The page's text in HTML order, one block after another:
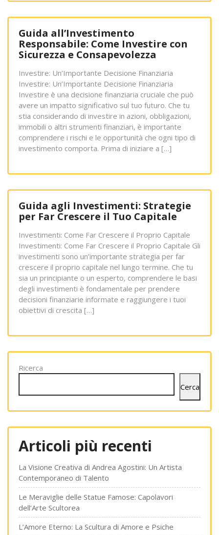
Guida all’Investimento
Responsabile: Come Investire con
Sicurezza e Consapevolezza
Investire: Un’Importante Decisione Finanziaria
Investire: Un’Importante Decisione Finanziaria
Investire è una decisione finanziaria cruciale che può
avere un impatto significativo sul tuo futuro. Che tu
stia considerando di investire in azioni, obbligazioni,
immobili o altri strumenti finanziari, è importante
comprendere i rischi e le opportunità che ogni tipo di
investimento comporta. Prima di iniziare a […]
Guida agli Investimenti: Strategie
per Far Crescere il Tuo Capitale
Investimenti: Come Far Crescere il Proprio Capitale
Investimenti: Come Far Crescere il Proprio Capitale Gli
investimenti sono un’importante strategia per far
crescere il proprio capitale nel lungo termine. Che tu
sia un principiante o un esperto, comprendere le basi
degli investimenti è fondamentale per prendere
decisioni finanziarie informate e raggiungere i tuoi
obiettivi di crescita […]
Ricerca
Cerca
Articoli più recenti
La Visione Creativa di Andrea Agostini: Un Artista
Contemporaneo di Talento
Le Meraviglie delle Statue Famose: Capolavori
dell’Arte Scultorea
L’Amore Eterno: La Scultura di Amore e Psiche